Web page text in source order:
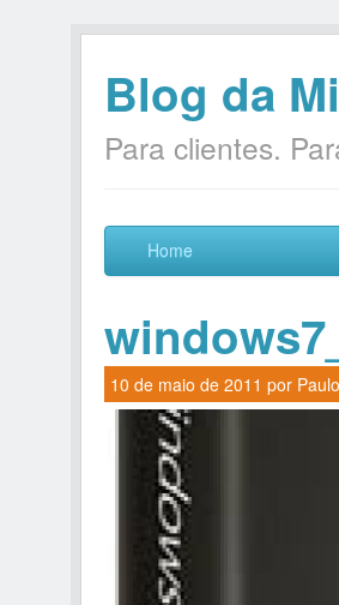
Blog da
Para clientes.
Home
10 de maio de 2011 por